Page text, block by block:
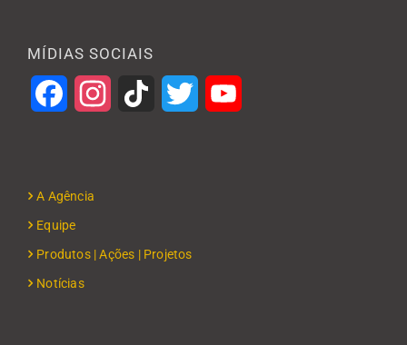
MÍDIAS SOCIAIS
FacebookInstagramTikTok Twitter
A Agência
Equipe
Produtos | Ações | Projetos
Notícias